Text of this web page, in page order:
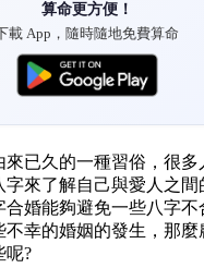
算命更方便！
載 App，隨時隨地免費算命
來已久的一種習俗，很
字來了解自己與愛人之
婚能夠避免一些八字不
不幸的婚姻的發生，那
呢?